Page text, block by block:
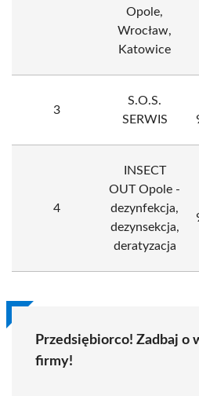
Opole,
Wrocław,
Katowice
3
S.O.S.
SERWIS
4
INSECT
OUT Opole -
dezynfekcja,
dezynsekcja,
deratyzacja
Przedsiębiorco! Zadbaj o
firmy!